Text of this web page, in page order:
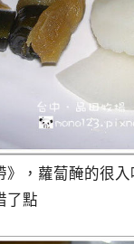
》，蘿蔔醃的很
了點